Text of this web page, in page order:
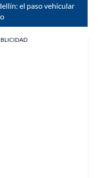
el paso vehicular